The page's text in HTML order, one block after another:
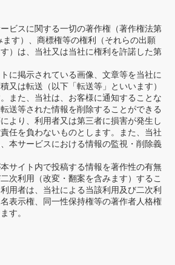
ビスに関する一切の著作権（著作権法第
す）、商標権等の権利（それらの出願
）は、当社又は当社に権利を許諾した第
に掲示されている画像、文章等を当社に
又は転送（以下「転送等」といいます）
また、当社は、お客様に通知することな
送等された情報を削除することができる
より、利用者又は第三者に損害が発生し
任を負わないものとします。また、当社
本サービスにおける情報の監視・削除義
サイト内で投稿する情報を著作性の有無
次利用（改変・翻案を含みます）するこ
用者は、当社による当該利用及び二次利
表示権、同一性保持権等の著作者人格権
す。
ルトグ
ズ